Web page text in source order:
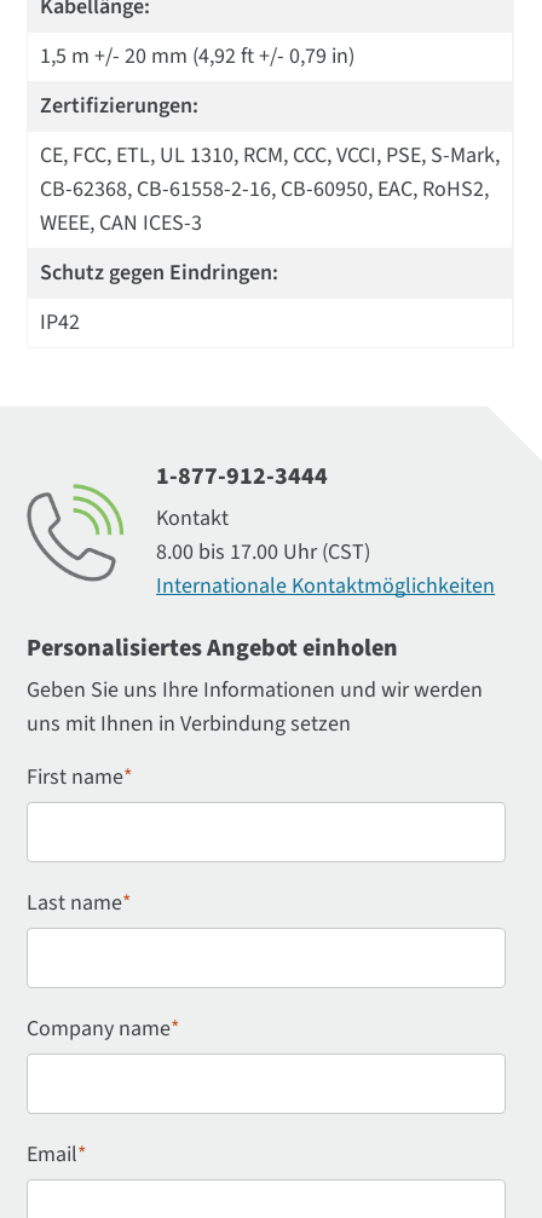
Kabellänge:
1,5 m +/- 20 mm (4,92 ft +/- 0,79 in)
Zertifizierungen:
CE, FCC, ETL, UL 1310, RCM, CCC, VCCI, PSE, S-Mark,
CB-62368, CB-61558-2-16, CB-60950, EAC, RoHS2,
WEEE, CAN ICES-3
Schutz gegen Eindringen:
IP42
1-877-912-3444
Kontakt
8.00 bis 17.00 Uhr (CST)
Internationale Kontaktmöglichkeiten
Personalisiertes Angebot einholen
Geben Sie uns Ihre Informationen und wir werden
uns mit Ihnen in Verbindung setzen
First name*
Last name*
Company name*
Email*